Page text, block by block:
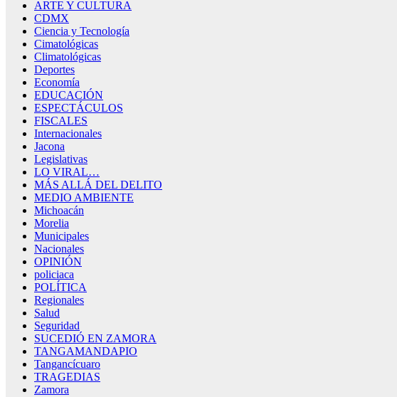
ARTE Y CULTURA
CDMX
Ciencia y Tecnología
Cimatológicas
Climatológicas
Deportes
Economía
EDUCACIÓN
ESPECTÁCULOS
FISCALES
Internacionales
Jacona
Legislativas
LO VIRAL…
MÁS ALLÁ DEL DELITO
MEDIO AMBIENTE
Michoacán
Morelia
Municipales
Nacionales
OPINIÓN
policiaca
POLÍTICA
Regionales
Salud
Seguridad
SUCEDIÓ EN ZAMORA
TANGAMANDAPIO
Tangancícuaro
TRAGEDIAS
Zamora